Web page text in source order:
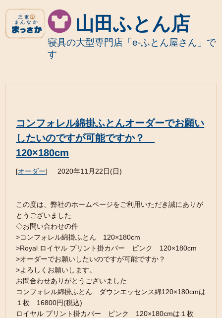
山田ふとん店
寝具の大型専門店「e-ふとん屋さん」で
す
コンフォレル綿掛ふとんオーダーでお願い
したいのですが可能ですか？
120×180cm
[オーダー] 2020年11月22日(日)
この度は、弊社のホームページをご利用いただき誠にありが
とうございました
◇お問い合わせの件
>コンフォレル綿掛ふとん 120×180cm
>Royal ロイヤル プリント掛カバー ピンク 120×180cm
>オーダーでお願いしたいのですが可能ですか？
>よろしくお願いします。
お問合わせありがとうございました
コンフォレル綿掛ふとん ダウンエッセンス綿120×180cmは
１枚 16800円(税込)
ロイヤル プリント掛カバー ピンク 120×180cmは１枚